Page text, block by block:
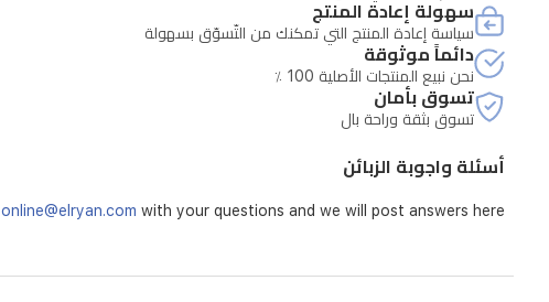
128
جيجابايت،
وبطارية
سعة
مللي
سهولة إعادة المنتج
سياسة إعادة المنتج التي تمكنك من التّسوّق بسهولة
دائماً موثوقة
نحن نبيع المنتجات الأصلية 100 ٪
تسوق بأمان
تسوق بثقة وراحة بال
أسئلة واجوبة الزبائن
online@elryan.com with your questions and we will post answers here.